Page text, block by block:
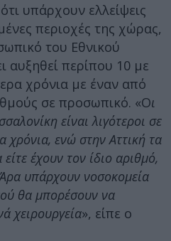
υπάρχουν ελλείψεις
περιοχές της χώρας,
του Εθνικού
αυξηθεί περίπου 10 με
χρόνια με έναν από
σε προσωπικό. «Οι
είναι λιγότεροι σε
χρόνια, ενώ στην Αττική τα
έχουν τον ίδιο αριθμό,
υπάρχουν νοσοκομεία
θα μπορέσουν να
χειρουργεία», είπε ο